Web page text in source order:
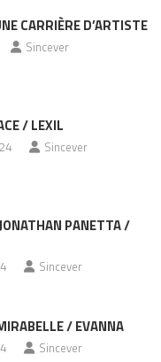
CARRIÈRE D’ARTISTE
Sincever
/ LEXIL
Sincever
PANETTA /
Sincever
/ EVANNA
Sincever